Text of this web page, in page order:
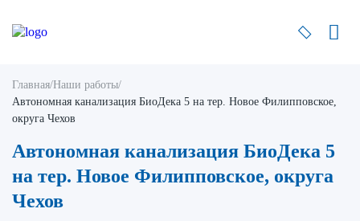
Главная/Наши работы/
Автономная канализация БиоДека 5 на тер. Новое Филипповское,
округа Чехов
Автономная канализация БиоДека 5
на тер. Новое Филипповское, округа
Чехов